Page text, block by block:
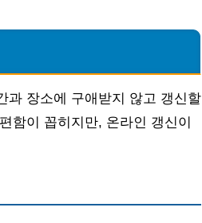
과 장소에 구애받지 않고 갱신할
함이 꼽히지만, 온라인 갱신이